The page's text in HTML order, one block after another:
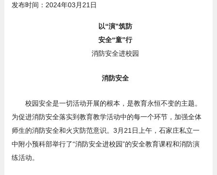
发布时间：2024年03月21日
以“演”筑防
安全“童”行
消防安全进校园
消防安全
校园安全是一切活动开展的根本，是教育永恒不变的主题。
为促进消防安全落实到教育教学活动中的每一个环节，加强全体
师生的消防安全和火灾防范意识。3月21日上午，石家庄私立一
中附小预科部举行了“消防安全进校园”的安全教育课程和消防演
练活动。